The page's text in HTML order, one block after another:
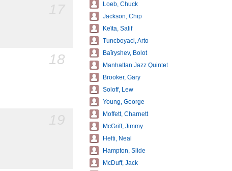
18
Loeb, Chuck
Jackson, Chip
Keïta, Salif
Tuncboyaci, Arto
Baĭryshev, Bolot
Manhattan Jazz Quintet
Brooker, Gary
Soloff, Lew
Young, George
Moffett, Charnett
McGriff, Jimmy
Hefti, Neal
Hampton, Slide
McDuff, Jack